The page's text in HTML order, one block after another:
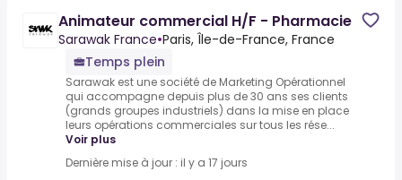
Animateur commercial H/F - Pharmacie
Sarawak France•Paris, Île-de-France, France
Temps plein
Sarawak est une société de Marketing Opérationnel
qui accompagne depuis plus de 30 ans ses clients
(grands groupes industriels) dans la mise en place
leurs opérations commerciales sur tous les rése...
Voir plus
Dernière mise à jour : il y a 17 jours